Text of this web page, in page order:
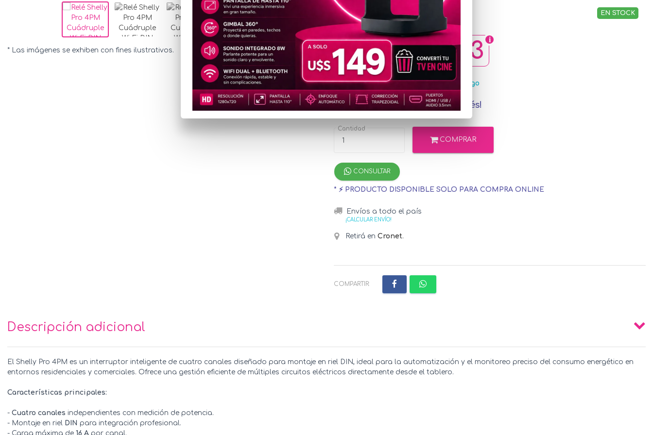
* Las imágenes se exhiben con fines ilustrativos.
REL236 EN STOCK
u$s199,23
Precio
especial
u$s219.75 con MercadoPago
¡Hasta 12 cuotas sin interés!
Cantidad
COMPRAR
CONSULTAR
* ⚡ PRODUCTO DISPONIBLE SOLO PARA COMPRA ONLINE
Envíos a todo el país
¡CALCULAR ENVÍO!
Retirá en Cronet.
COMPARTIR:
Descripción adicional
El Shelly Pro 4PM es un interruptor inteligente de cuatro canales diseñado para montaje en riel DIN, ideal para la automatización y el monitoreo preciso del consumo energético en
entornos residenciales y comerciales. Ofrece una gestión eficiente de múltiples circuitos eléctricos directamente desde el tablero.
Características principales:
- Cuatro canales independientes con medición de potencia.
- Montaje en riel DIN para integración profesional.
- Carga máxima de 16 A por canal.